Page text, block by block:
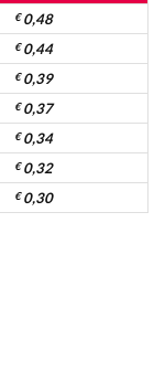
€0,48
€0,44
€0,39
€0,37
€0,34
€0,32
€0,30